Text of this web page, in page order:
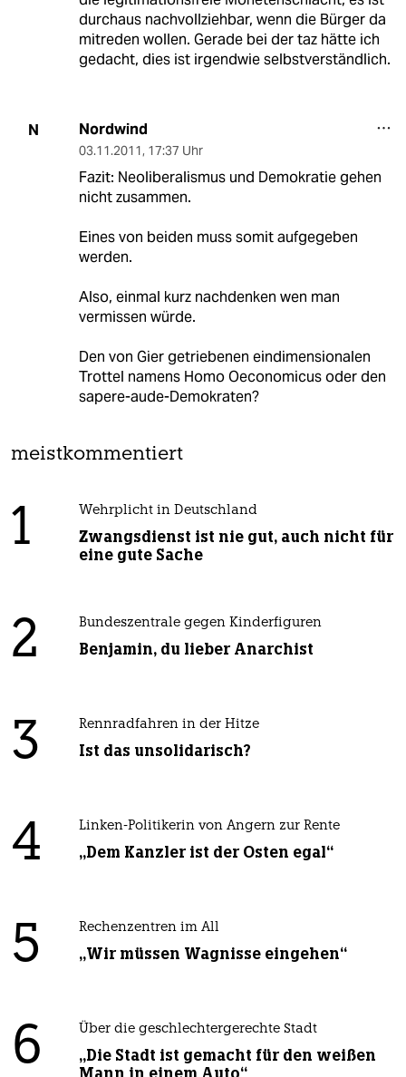
durchaus nachvollziehbar, wenn die Bürger da
mitreden wollen. Gerade bei der taz hätte ich
gedacht, dies ist irgendwie selbstverständlich.
N Nordwind
03.11.2011, 17:37 Uhr
Fazit: Neoliberalismus und Demokratie gehen
nicht zusammen.
Eines von beiden muss somit aufgegeben
werden.
Also, einmal kurz nachdenken wen man
vermissen würde.
Den von Gier getriebenen eindimensionalen
Trottel namens Homo Oeconomicus oder den
sapere-aude-Demokraten?
meistkommentiert
1 Wehrplicht in Deutschland
Zwangsdienst ist nie gut, auch nicht für
eine gute Sache
2 Bundeszentrale gegen Kinderfiguren
Benjamin, du lieber Anarchist
3 Rennradfahren in der Hitze
Ist das unsolidarisch?
4 Linken-Politikerin von Angern zur Rente
„Dem Kanzler ist der Osten egal“
5 Rechenzentren im All
„Wir müssen Wagnisse eingehen“
6 Über die geschlechtergerechte Stadt
„Die Stadt ist gemacht für den weißen